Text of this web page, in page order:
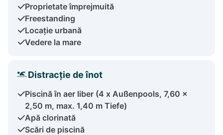
Proprietate împrejmuită
Freestanding
Locație urbană
Vedere la mare
Distracție de înot
Piscină în aer liber (4 x Außenpools, 7,60 x
2,50 m, max. 1,40 m Tiefe)
Apă clorinată
Scări de piscină